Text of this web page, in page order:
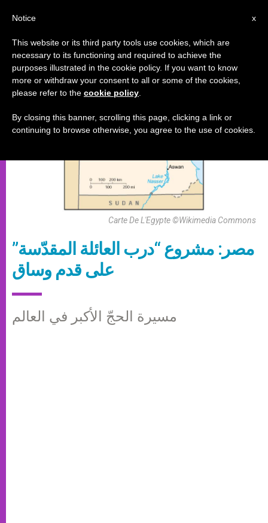
أحداث خاصة
Carte De L'Egypte ©Wikimedia Commons
مصر: مشروع “درب العائلة المقدّسة”
على قدم وساق
مسيرة الحجّ الأكبر في العالم
x
Notice
This website or its third party tools use cookies, which are
necessary to its functioning and required to achieve the
purposes illustrated in the cookie policy. If you want to know
more or withdraw your consent to all or some of the cookies,
please refer to the cookie policy
By closing this banner, scrolling this page, clicking a link or
continuing to browse otherwise, you agree to the use of cookies.